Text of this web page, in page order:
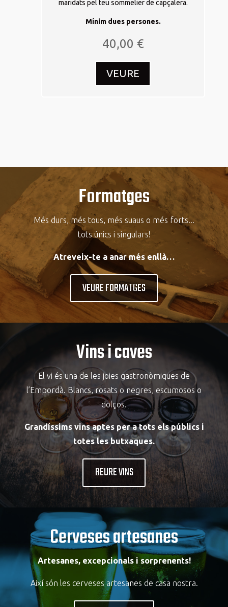
maridats pel teu sommelier de capçalera.
Mínim dues persones.
40,00 €
VEURE
Formatges
Més durs, més tous, més suaus o més forts...
tots únics i singulars!
Atreveix-te a anar més enllà…
VEURE FORMATGES
Vins i caves
El vi és una de les joies gastronòmiques de
l’Empordà. Blancs, rosats o negres, escumosos o
dolços.
Grandíssims vins aptes per a tots els públics i
totes les butxaques.
BEURE VINS
Cerveses artesanes
Artesanes, excepcionals i sorprenents!
Així són les cerveses artesanes de casa nostra.